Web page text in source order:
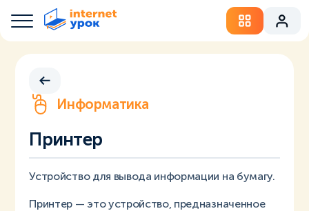
Информатика
Принтер
Устройство для вывода информации на бумагу.
Принтер — это устройство, предназначенное